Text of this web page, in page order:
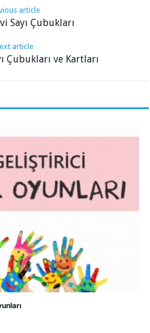
article
Sayı Çubukları
article
Çubukları ve Kartları